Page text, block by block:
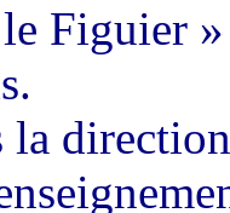
Figuier »
la